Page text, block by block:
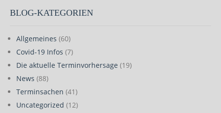
BLOG-KATEGORIEN
Allgemeines (60)
Covid-19 Infos (7)
Die aktuelle Terminvorhersage (19)
News (88)
Terminsachen (41)
Uncategorized (12)